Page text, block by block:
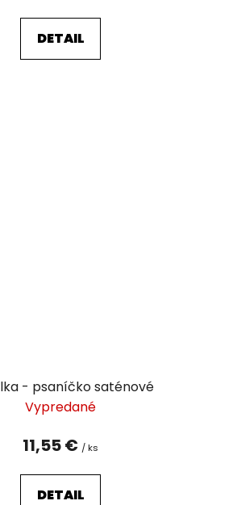
DETAIL
- psaníčko saténové
Vypredané
11,55 € / ks
DETAIL